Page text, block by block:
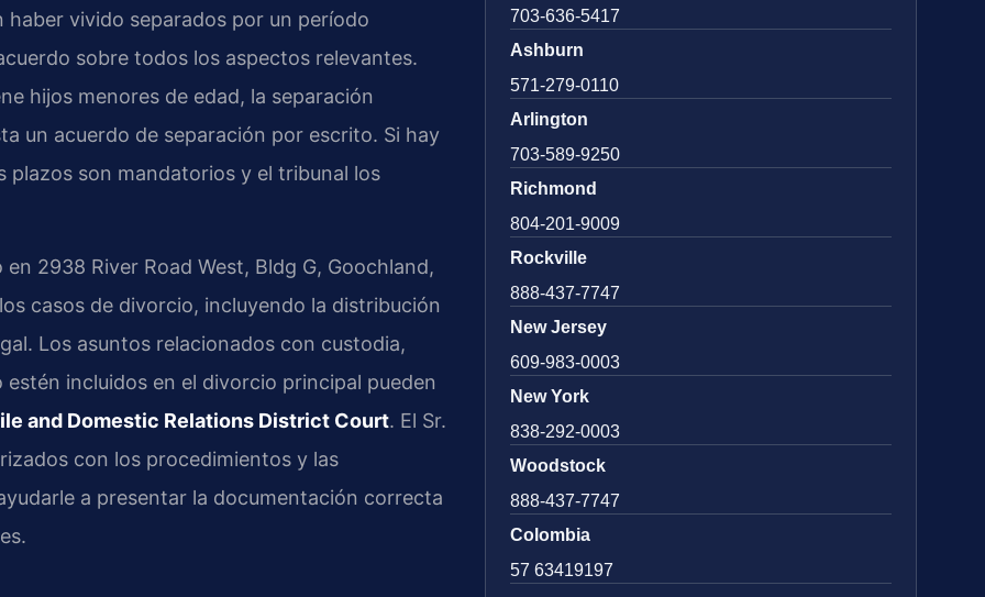
vivido separados por un período
sobre todos los aspectos relevantes.
hijos menores de edad, la separación
un acuerdo de separación por escrito. Si hay
plazos son mandatorios y el tribunal los
en 2938 River Road West, Bldg G, Goochland,
casos de divorcio, incluyendo la distribución
Los asuntos relacionados con custodia,
incluidos en el divorcio principal pueden
and Domestic Relations District Court. El Sr.
con los procedimientos y las
a presentar la documentación correcta
703-636-5417
Ashburn
571-279-0110
Arlington
703-589-9250
Richmond
804-201-9009
Rockville
888-437-7747
New Jersey
609-983-0003
New York
838-292-0003
Woodstock
888-437-7747
Colombia
57 63419197